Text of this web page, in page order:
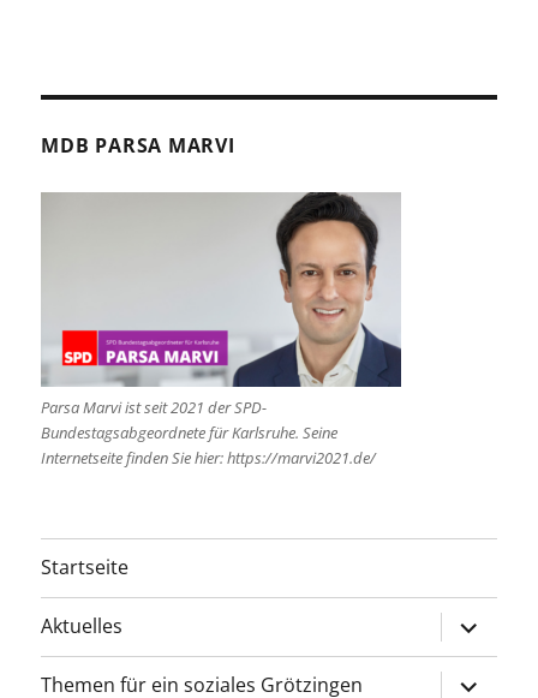
MDB PARSA MARVI
Parsa Marvi ist seit 2021 der SPD-
Bundestagsabgeordnete für Karlsruhe. Seine
Internetseite finden Sie hier: https://marvi2021.de/
Startseite
Aktuelles
öffnen
Themen für ein soziales Grötzingen